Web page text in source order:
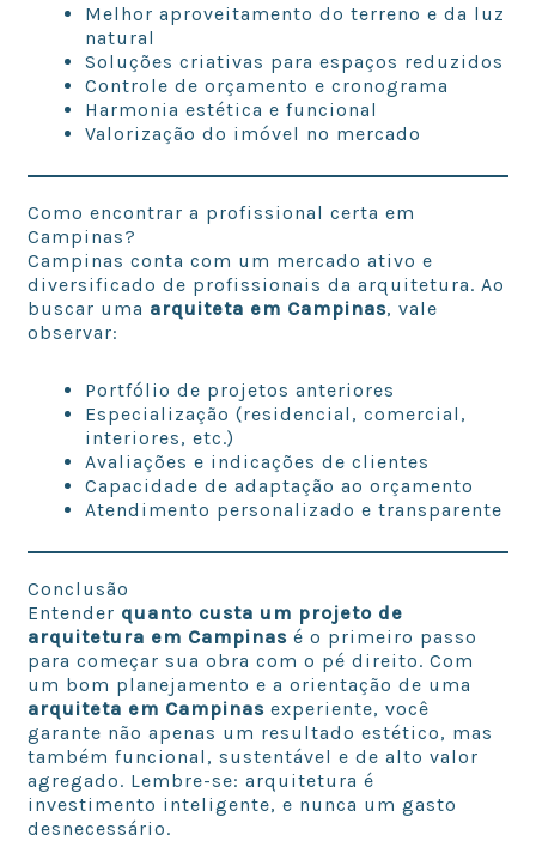
Melhor aproveitamento do terreno e da luz
natural
Soluções criativas para espaços reduzidos
Controle de orçamento e cronograma
Harmonia estética e funcional
Valorização do imóvel no mercado
Como encontrar a profissional certa em
Campinas?
Campinas conta com um mercado ativo e
diversificado de profissionais da arquitetura. Ao
buscar uma arquiteta em Campinas, vale
observar:
Portfólio de projetos anteriores
Especialização (residencial, comercial,
interiores, etc.)
Avaliações e indicações de clientes
Capacidade de adaptação ao orçamento
Atendimento personalizado e transparente
Conclusão
Entender quanto custa um projeto de
arquitetura em Campinas é o primeiro passo
para começar sua obra com o pé direito. Com
um bom planejamento e a orientação de uma
arquiteta em Campinas experiente, você
garante não apenas um resultado estético, mas
também funcional, sustentável e de alto valor
agregado. Lembre-se: arquitetura é
investimento inteligente, e nunca um gasto
desnecessário.